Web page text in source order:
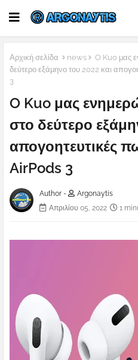
Αρχική σελίδα news
O Kuo μας
δεύτερο εξάμηνο του 2022 και
3
O Kuo μας
στο δεύτερο
απογοητευτικές
AirPods 3
Author -
Argonaytis
Απριλίου 05, 2022
1